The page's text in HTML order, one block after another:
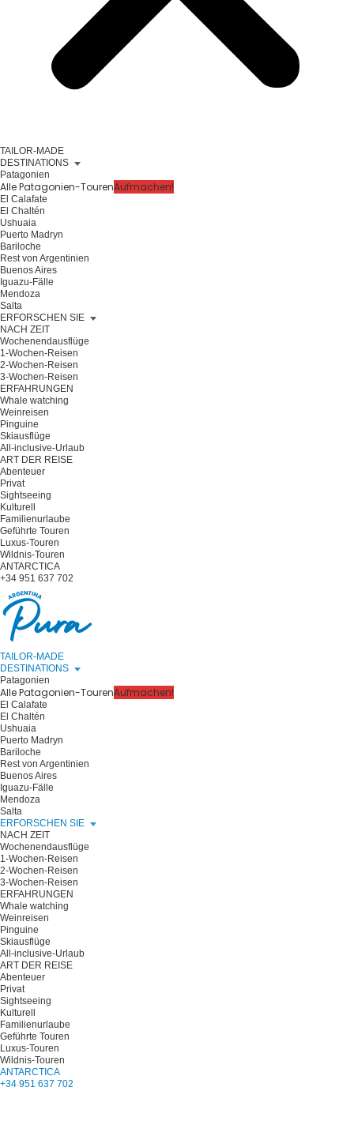
TAILOR-MADE
DESTINATIONS
Patagonien
Alle Patagonien-TourenAufmachen!
El Calafate
El Chaltén
Ushuaia
Puerto Madryn
Bariloche
Rest von Argentinien
Buenos Aires
Iguazu-Fälle
Mendoza
Salta
ERFORSCHEN SIE
NACH ZEIT
Wochenendausflüge
1-Wochen-Reisen
2-Wochen-Reisen
3-Wochen-Reisen
ERFAHRUNGEN
Whale watching
Weinreisen
Pinguine
Skiausflüge
All-inclusive-Urlaub
ART DER REISE
Abenteuer
Privat
Sightseeing
Kulturell
Familienurlaube
Geführte Touren
Luxus-Touren
Wildnis-Touren
ANTARCTICA
+34 951 637 702
TAILOR-MADE
DESTINATIONS
Patagonien
Alle Patagonien-TourenAufmachen!
El Calafate
El Chaltén
Ushuaia
Puerto Madryn
Bariloche
Rest von Argentinien
Buenos Aires
Iguazu-Fälle
Mendoza
Salta
ERFORSCHEN SIE
NACH ZEIT
Wochenendausflüge
1-Wochen-Reisen
2-Wochen-Reisen
3-Wochen-Reisen
ERFAHRUNGEN
Whale watching
Weinreisen
Pinguine
Skiausflüge
All-inclusive-Urlaub
ART DER REISE
Abenteuer
Privat
Sightseeing
Kulturell
Familienurlaube
Geführte Touren
Luxus-Touren
Wildnis-Touren
ANTARCTICA
+34 951 637 702